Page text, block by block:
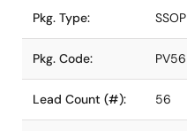
Pkg. Type: SSOP
Pkg. Code: PV56
Lead Count (#): 56